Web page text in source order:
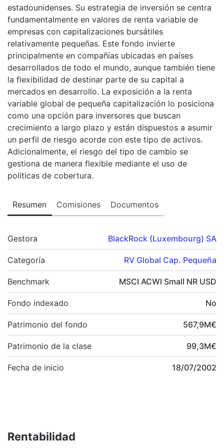
estadounidenses. Su estrategia de inversión se centra
fundamentalmente en valores de renta variable de
empresas con capitalizaciones bursátiles
relativamente pequeñas. Este fondo invierte
principalmente en compañías ubicadas en países
desarrollados de todo el mundo, aunque también tiene
la flexibilidad de destinar parte de su capital a
mercados en desarrollo. La exposición a la renta
variable global de pequeña capitalización lo posiciona
como una opción para inversores que buscan
crecimiento a largo plazo y están dispuestos a asumir
un perfil de riesgo acorde con este tipo de activos.
Adicionalmente, el riesgo del tipo de cambio se
gestiona de manera flexible mediante el uso de
políticas de cobertura.
Resumen Comisiones Documentos
Gestora BlackRock (Luxembourg) SA
Categoría RV Global Cap. Pequeña
Benchmark MSCI ACWI Small NR USD
Fondo indexado No
Patrimonio del fondo 567,9M€
Patrimonio de la clase 99,3M€
Fecha de inicio 18/07/2002
Rentabilidad